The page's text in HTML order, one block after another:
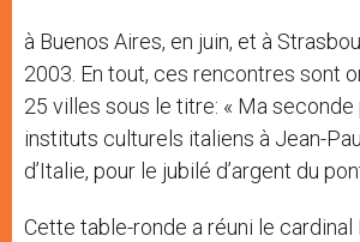
à Buenos Aires, en juin, et à
2003. En tout, ces rencontres sont
25 villes sous le titre: « Ma seconde
instituts culturels italiens à Jean-
d’Italie, pour le jubilé d’argent du
Cette table-ronde a réuni le cardinal